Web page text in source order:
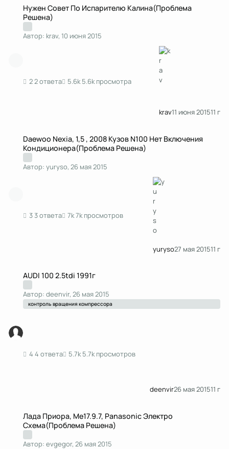
Нужен Совет По Испарителю Калина(Проблема
Решена)
Автор: krav, 10 июня 2015
2 ответа 5.6k просмотра
krav11 июня 201511 г
Daewoo Nexia, 1,5 , 2008 Кузов N100 Нет Включения
Кондиционера(Проблема Решена)
Автор: yuryso, 26 мая 2015
3 ответа 7k просмотров
yuryso27 мая 201511 г
AUDI 100 2.5tdi 1991г
Автор: deenvir, 26 мая 2015
контроль вращения компрессора
4 ответа 5.7k просмотров
deenvir26 мая 201511 г
Лада Приора, Ме17.9.7, Panasonic Электро
Схема(Проблема Решена)
Автор: evgegor, 26 мая 2015